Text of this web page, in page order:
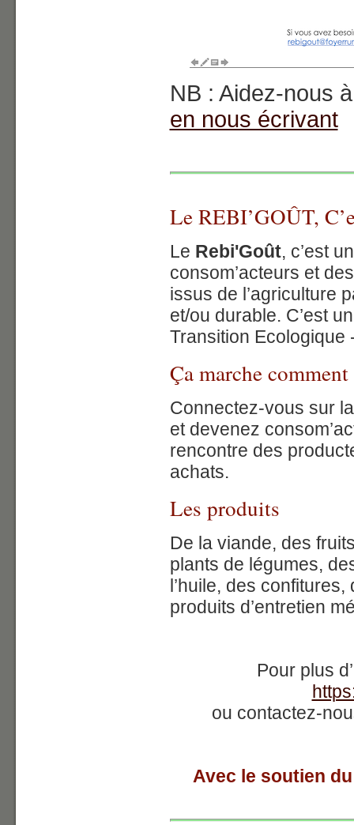
NB : Aidez-nous
en nous écrivant
Le REBI’GOÛT,
Le Rebi'Goût, c’est
consom’acteurs et
issus de l’agriculture
et/ou durable. C’est
Transition Ecologique
Ça marche comment
Connectez-vous sur
et devenez
rencontre des
achats.
Les produits
De la viande, des
plants de légumes,
l’huile, des
produits d’entretien
Pour plus
ou contactez-
Avec le soutien